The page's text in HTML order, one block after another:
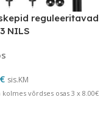
reguleeritavad
NILS
€ sis.KM
kolmes võrdses osas 3 x 8.00€